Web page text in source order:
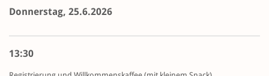
Donnerstag, 25.6.2026
13:30